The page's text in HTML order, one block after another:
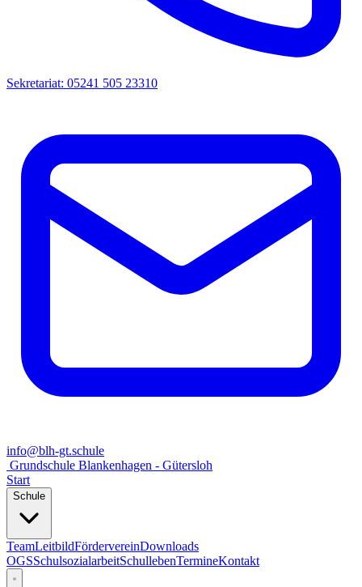
Sekretariat: 05241 505 23310
info@blh-gt.schule
Grundschule Blankenhagen - Gütersloh
Start
Schule
TeamLeitbildFördervereinDownloads
OGSSchulsozialarbeitSchullebenTermineKontakt